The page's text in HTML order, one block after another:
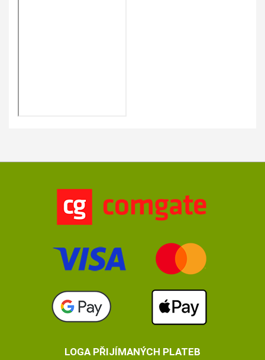
LOGA PŘIJÍMANÝCH PLATEB